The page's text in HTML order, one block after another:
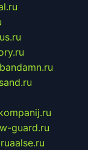
bandamn.ru
guard.ru
aalse.ru